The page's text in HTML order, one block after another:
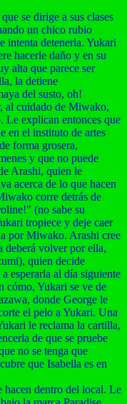
se dirige a sus clases
un chico rubio
intenta detenerla. Yukari
hacerle daño y en su
alta que parece ser
la detiene
del susto, oh!
al cuidado de Miwako,
Le explican entonces que
en el instituto de artes
forma grosera,
y que no puede
Arashi, quien le
acerca de lo que hacen
corre detrás de
(no sabe su
tropiece y deje caer
por Miwako. Arashi cree
deberá volver por ella,
quien decide
esperarla al día siguiente
cómo, Yukari se ve de
donde George le
el pelo a Yukari. Una
le reclama la cartilla,
de que se pruebe
no se tenga que
que Isabella es en
dentro del local. Le